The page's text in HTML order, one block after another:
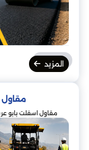
المزيد
مقاول اسفلت بابو